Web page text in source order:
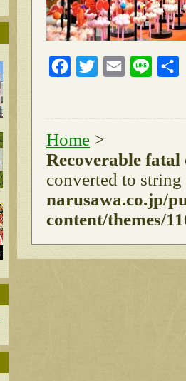
FacebookTwitter Email Line
Home >
Recoverable
converted to
narusawa.co.jp/
content/themes/